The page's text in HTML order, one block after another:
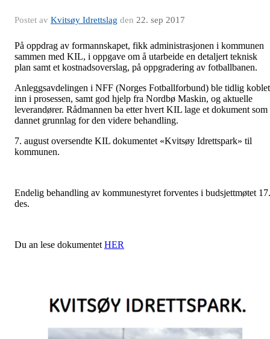
Postet av Kvitsøy Idrettslag den 22. sep 2017
På oppdrag av formannskapet, fikk administrasjonen i kommunen
sammen med KIL, i oppgave om å utarbeide en detaljert teknisk
plan samt et kostnadsoverslag, på oppgradering av fotballbanen.
Anleggsavdelingen i NFF (Norges Fotballforbund) ble tidlig koblet
inn i prosessen, samt god hjelp fra Nordbø Maskin, og aktuelle
leverandører. Rådmannen ba etter hvert KIL lage et dokument som
dannet grunnlag for den videre behandling.
7. august oversendte KIL dokumentet «Kvitsøy Idrettspark» til
kommunen.
Endelig behandling av kommunestyret forventes i budsjettmøtet 17.
des.
Du an lese dokumentet HER